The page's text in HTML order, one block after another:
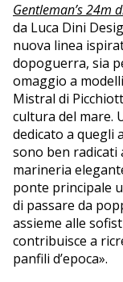
Gentleman’s 24m
da Luca Dini
nuova linea
dopoguerra, sia
omaggio a
Mistral di
cultura del mare.
dedicato a quegli
sono ben radicati
marineria
ponte principale
di passare da
assieme alle
contribuisce a
panfili d’epoca».